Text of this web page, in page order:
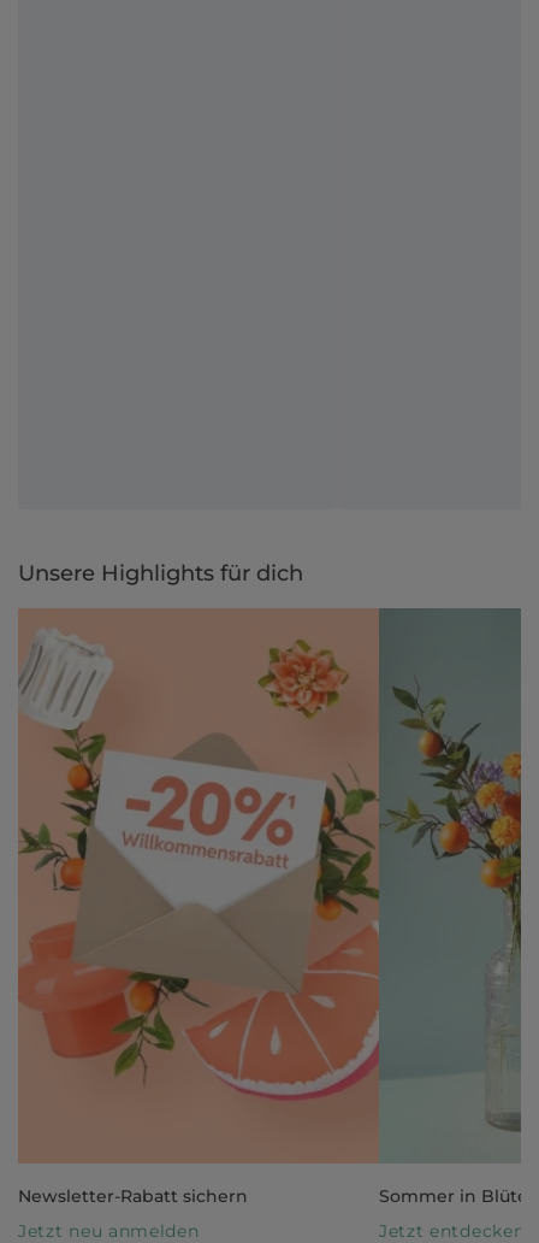
Unsere Highlights für dich
Newsletter-Rabatt sichern
Jetzt neu anmelden
Sommer in Blüte
Jetzt entdecken